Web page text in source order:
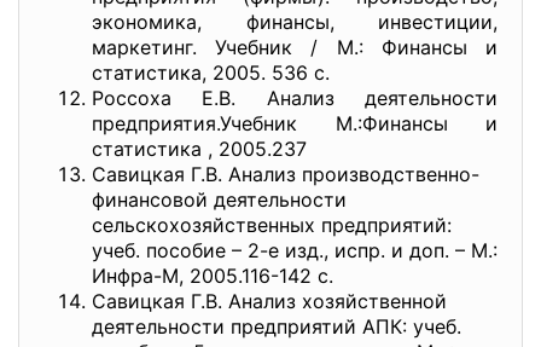
экономика, финансы, инвестиции,
маркетинг. Учебник / М.: Финансы и
статистика, 2005. 536 с.
Россоха Е.В. Анализ деятельности
предприятия.Учебник М.:Финансы и
статистика , 2005.237
Савицкая Г.В. Анализ производственно-
финансовой деятельности
сельскохозяйственных предприятий:
учеб. пособие – 2-е изд., испр. и доп. – М.:
Инфра-М, 2005.116-142 с.
Савицкая Г.В. Анализ хозяйственной
деятельности предприятий АПК: учеб.